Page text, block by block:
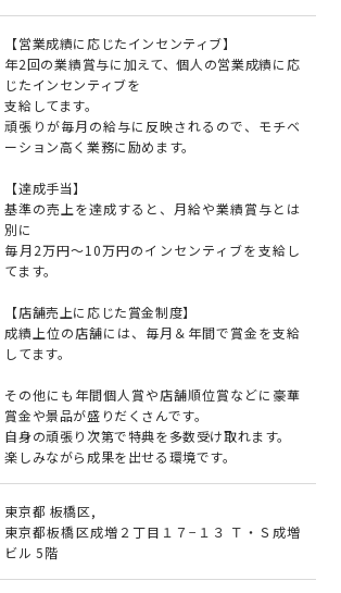
【営業成績に応じたインセンティブ】
年2回の業績賞与に加えて、個人の営業成績に応
じたインセンティブを
支給してます。
頑張りが毎月の給与に反映されるので、モチベ
ーション高く業務に励めます。
【達成手当】
基準の売上を達成すると、月給や業績賞与とは
別に
毎月2万円～10万円のインセンティブを支給し
てます。
【店舗売上に応じた賞金制度】
成績上位の店舗には、毎月＆年間で賞金を支給
してます。
その他にも年間個人賞や店舗順位賞などに豪華
賞金や景品が盛りだくさんです。
自身の頑張り次第で特典を多数受け取れます。
楽しみながら成果を出せる環境です。
東京都 板橋区,
東京都板橋区成増２丁目１７−１３ Ｔ・Ｓ成増
ビル 5階